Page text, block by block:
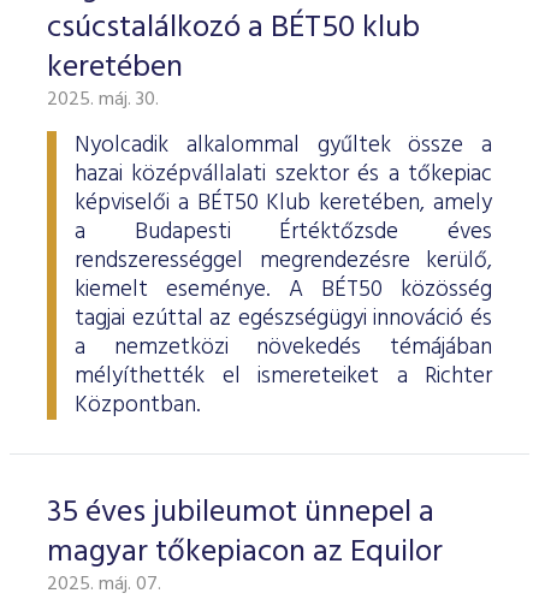
ESG Útmutató
csúcstalálkozó a BÉT50 klub
keretében
2025. máj. 30.
Nyolcadik alkalommal gyűltek össze a
hazai középvállalati szektor és a tőkepiac
képviselői a BÉT50 Klub keretében, amely
a Budapesti Értéktőzsde éves
rendszerességgel megrendezésre kerülő,
kiemelt eseménye. A BÉT50 közösség
tagjai ezúttal az egészségügyi innováció és
a nemzetközi növekedés témájában
mélyíthették el ismereteiket a Richter
Központban.
35 éves jubileumot ünnepel a
magyar tőkepiacon az Equilor
2025. máj. 07.